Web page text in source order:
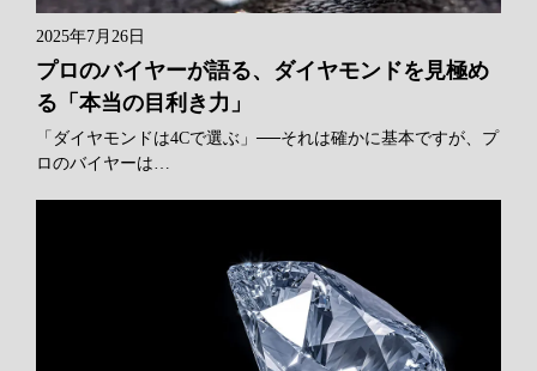
2025年7月26日
プロのバイヤーが語る、ダイヤモンドを見極め
る「本当の目利き力」
「ダイヤモンドは4Cで選ぶ」──それは確かに基本ですが、プ
ロのバイヤーは…